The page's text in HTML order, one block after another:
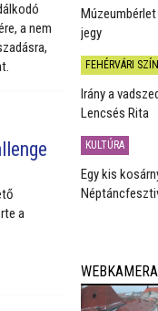
a nem
a
jegy
FEHÉRVÁRI
Irány a
Lencsés Rita
KULTÚRA
Egy kis
WEBKAMERA